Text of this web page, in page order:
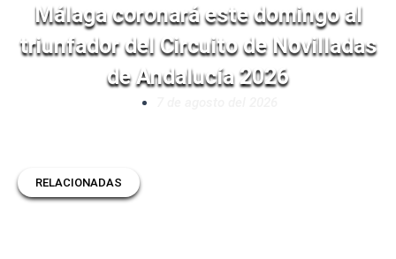
Málaga coronará este domingo al
triunfador del Circuito de Novilladas
de Andalucía 2026
RELACIONADAS